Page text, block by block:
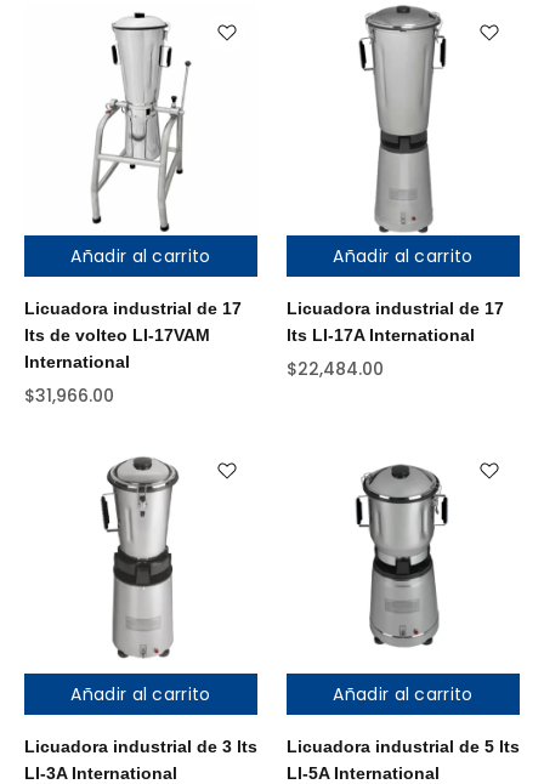
Añadir al carrito
Licuadora industrial de 17
lts de volteo LI-17VAM
International
$31,966.00
Añadir al carrito
Licuadora industrial de 17
lts LI-17A International
$22,484.00
Añadir al carrito
Licuadora industrial de 3 lts
LI-3A International
Añadir al carrito
Licuadora industrial de 5 lts
LI-5A International